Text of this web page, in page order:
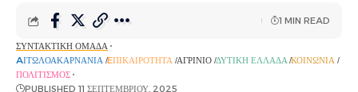
ΣΥΝΤΑΚΤΙΚΉ ΟΜΆΔΑ
AΙΤΩΛΟΑΚΑΡΝΑΝΊΑ EΠΙΚΑΙΡΌΤΗΤΑ ΑΓΡΊΝΙΟ ΔΥΤΙΚΉ ΕΛΛΆΔΑ ΚΟΙΝΩΝΊΑ
ΠΟΛΙΤΙΣΜΌΣ
PUBLISHED 11 ΣΕΠΤΕΜΒΡΊΟΥ, 2025
1 MIN READ